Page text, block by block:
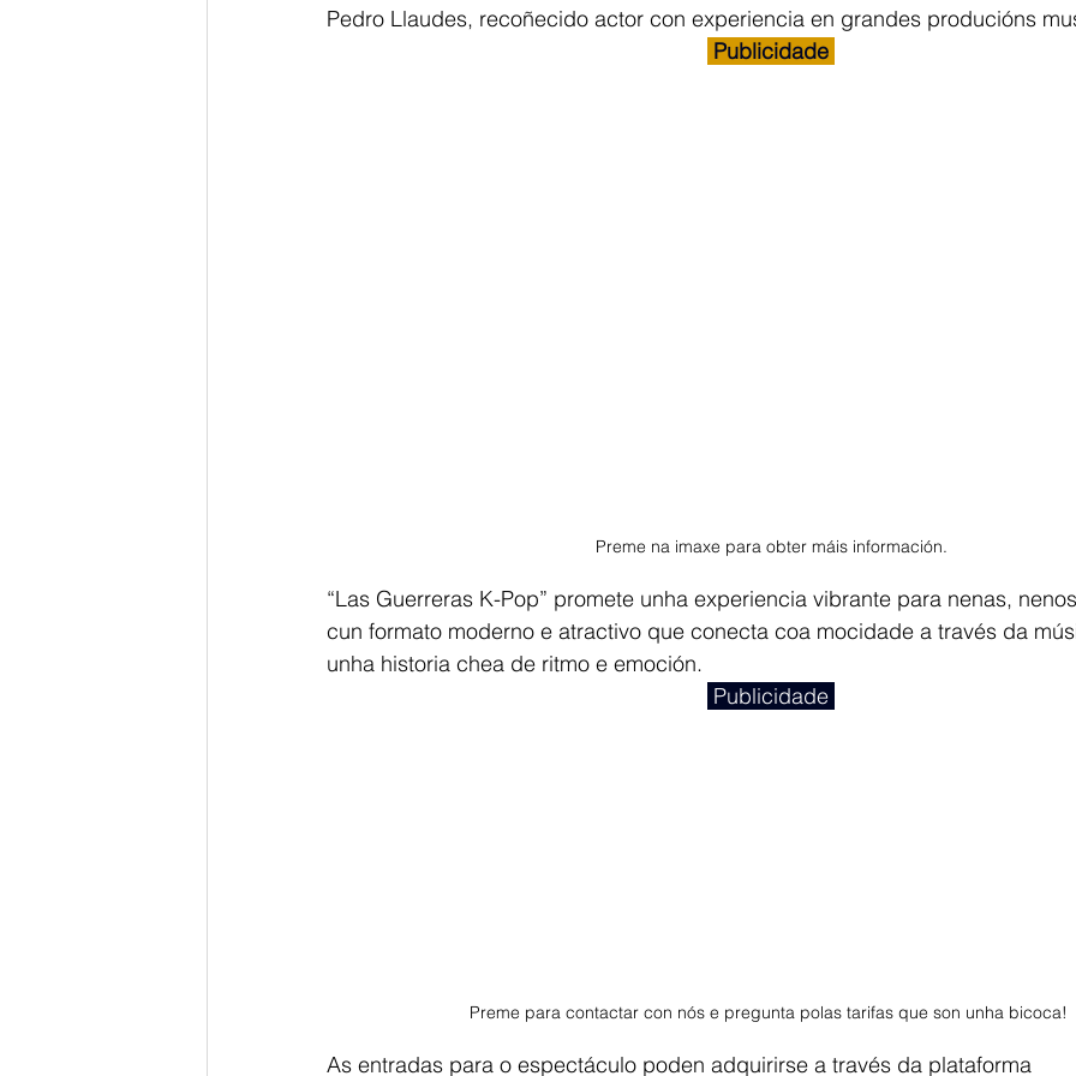
Pedro Llaudes, recoñecido actor con experiencia en grandes producións
Publicidade
Preme na imaxe para obter máis información.
“Las Guerreras K-Pop” promete unha experiencia vibrante para nenas,
cun formato moderno e atractivo que conecta coa mocidade a través da
unha historia chea de ritmo e emoción.
Publicidade
Preme para contactar con nós e pregunta polas tarifas que son unha bicoca!
As entradas para o espectáculo poden adquirirse a través da plataforma